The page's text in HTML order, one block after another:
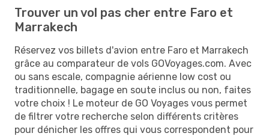
Trouver un vol pas cher entre Faro et
Marrakech
Réservez vos billets d'avion entre Faro et Marrakech
grâce au comparateur de vols GOVoyages.com. Avec
ou sans escale, compagnie aérienne low cost ou
traditionnelle, bagage en soute inclus ou non, faites
votre choix ! Le moteur de GO Voyages vous permet
de filtrer votre recherche selon différents critères
pour dénicher les offres qui vous correspondent pour